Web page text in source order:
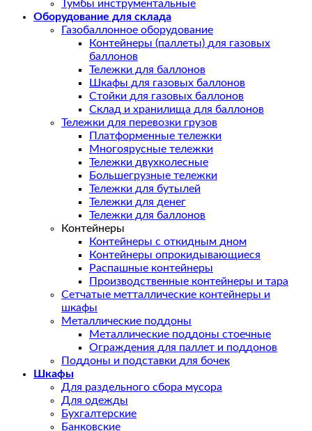
Тумбы инструментальные
Оборудование для склада
Газобаллонное оборудование
Контейнеры (паллеты) для газовых
баллонов
Тележки для баллонов
Шкафы для газовых баллонов
Стойки для газовых баллонов
Склад и хранилища для баллонов
Тележки для перевозки грузов
Платформенные тележки
Многоярусные тележки
Тележки двухколесные
Большегрузные тележки
Тележки для бутылей
Тележки для денег
Тележки для баллонов
Контейнеры
Контейнеры с откидным дном
Контейнеры опрокидывающиеся
Распашные контейнеры
Производственные контейнеры и тара
Сетчатые метталлические контейнеры и
шкафы
Металлические поддоны
Металлические поддоны стоечные
Ограждения для паллет и поддонов
Поддоны и подставки для бочек
Шкафы
Для раздельного сбора мусора
Для одежды
Бухгалтерские
Банковские